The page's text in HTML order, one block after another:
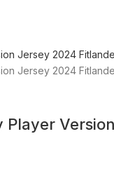
Player